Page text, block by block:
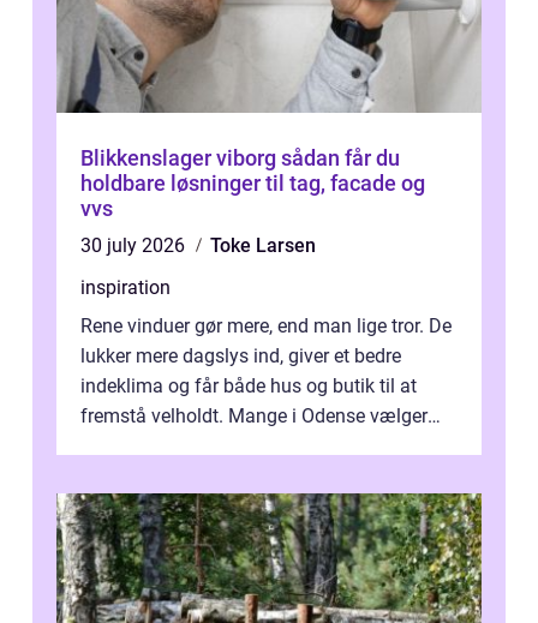
Blikkenslager viborg sådan får du
holdbare løsninger til tag, facade og
vvs
30 july 2026
Toke Larsen
inspiration
Rene vinduer gør mere, end man lige tror. De
lukker mere dagslys ind, giver et bedre
indeklima og får både hus og butik til at
fremstå velholdt. Mange i Odense vælger